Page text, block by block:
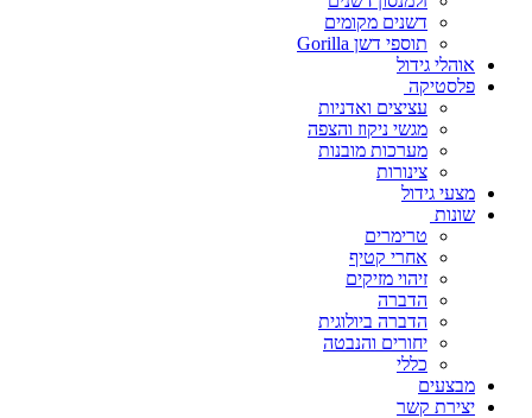
דשנים מקומים
תוספי דשן Gorilla
אוהלי גידול
פלסטיקה
עציצים ואדניות
מגשי ניקוז והצפה
מערכות מובנות
צינורות
מצעי גידול
שונות
טרימרים
אחרי קטיף
זיהוי מזיקים
הדברה
הדברה ביולוגית
יחורים והנבטה
כללי
מבצעים
יצירת קשר